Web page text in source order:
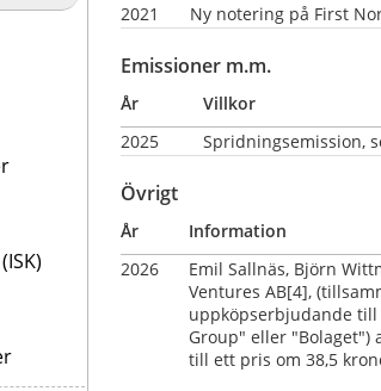
2021
Ny notering på First
Emissioner m.m.
År Villkor
2025
Spridningsemission,
Övrigt
År
Information
2026
Emil Sallnäs, Björn
Ventures AB[4],
uppköpserbjudande till
Group" eller "Bolaget")
till ett pris om 38,5